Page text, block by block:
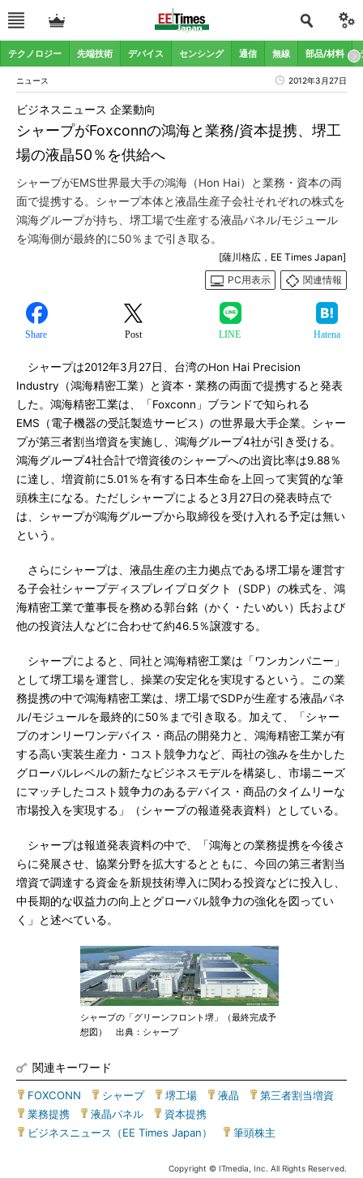
テクノロジー 先端技術 デバイス センシング 通信 無線 部品/材料
ニュース 2012年3月27日
シャープがFoxconnの鴻海と業務/資本提携、堺工
場の液晶50％を供給へ
ビジネスニュース 企業動向
シャープがEMS世界最大手の鴻海（Hon Hai）と業務・資本の両
面で提携する。シャープ本体と液晶生産子会社それぞれの株式を
鴻海グループが持ち、堺工場で生産する液晶パネル/モジュール
を鴻海側が最終的に50％まで引き取る。
[薩川格広，EE Times Japan]
PC用表示
関連情報
Share Post LINE Hatena
シャープは2012年3月27日、台湾のHon Hai Precision
Industry（鴻海精密工業）と資本・業務の両面で提携すると発表
した。鴻海精密工業は、「Foxconn」ブランドで知られる
EMS（電子機器の受託製造サービス）の世界最大手企業。シャー
プが第三者割当増資を実施し、鴻海グループ4社が引き受ける。
鴻海グループ4社合計で増資後のシャープへの出資比率は9.88％
に達し、増資前に5.01％を有する日本生命を上回って実質的な筆
頭株主になる。ただしシャープによると3月27日の発表時点で
は、シャープが鴻海グループから取締役を受け入れる予定は無い
という。
さらにシャープは、液晶生産の主力拠点である堺工場を運営す
る子会社シャープディスプレイプロダクト（SDP）の株式を、鴻
海精密工業で董事長を務める郭台銘（かく・たいめい）氏および
他の投資法人などに合わせて約46.5％譲渡する。
シャープによると、同社と鴻海精密工業は「ワンカンパニー」
として堺工場を運営し、操業の安定化を実現するという。この業
務提携の中で鴻海精密工業は、堺工場でSDPが生産する液晶パネ
ル/モジュールを最終的に50％まで引き取る。加えて、「シャー
プのオンリーワンデバイス・商品の開発力と、鴻海精密工業が有
する高い実装生産力・コスト競争力など、両社の強みを生かした
グローバルレベルの新たなビジネスモデルを構築し、市場ニーズ
にマッチしたコスト競争力のあるデバイス・商品のタイムリーな
市場投入を実現する」（シャープの報道発表資料）としている。
シャープは報道発表資料の中で、「鴻海との業務提携を今後さ
らに発展させ、協業分野を拡大するとともに、今回の第三者割当
増資で調達する資金を新規技術導入に関わる投資などに投入し、
中長期的な収益力の向上とグローバル競争力の強化を図ってい
く」と述べている。
シャープの「グリーンフロント堺」（最終完成予
想図） 出典：シャープ
関連キーワード
FOXCONN シャープ| 堺工場 液晶 第三者割当増資
業務提携
液晶パネル 資本提携
ビジネスニュース（EE Times Japan）
筆頭株主
Copyright © ITmedia, Inc. All Rights Reserved.